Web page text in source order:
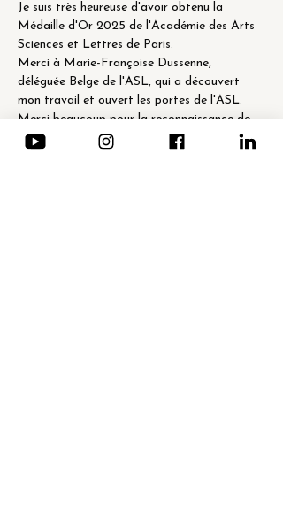
Je suis très heureuse d'avoir obtenu la
Médaille d'Or 2025 de l'Académie des Arts
Sciences et Lettres de Paris.
Merci à Marie-Françoise Dussenne,
déléguée Belge de l'ASL, qui a découvert
mon travail et ouvert les portes de l'ASL.
Merci beaucoup pour la reconnaissance de
mon savoir-faire.